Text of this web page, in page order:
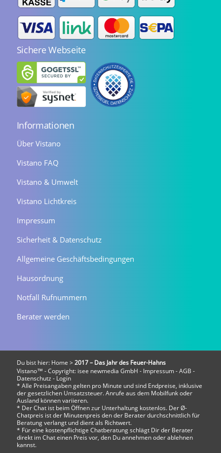
Sichere Webseite
Informationen
Über Vistano
Vistano FAQ
Vistano & Umwelt
Vistano Lichtkreis
Impressum
Sicherheit & Datenschutz
Allgemeine Geschäftsbedingungen
Hausordnung
Notfall Rufnummern
Berater werden
Du bist hier: Home > 2017 – Das Jahr des Feuer-Hahns
Vistano™ - Copyright: isee newmedia GmbH - Impressum-AGB -
Datenschutz - Login
* Alle Preisangaben gelten pro Minute und sind Endpreise, inklusive
der gesetzlichen Umsatzsteuer. Anrufe aus dem Mobilfunk oder
Ausland können variieren.
* Der Chat ist beim Öffnen zur Unterhaltung kostenlos. Der Ø-
Chatpreis ist der Minutenpreis den der Berater durchschnittlich für
Beratung verlangt und dient als Richtwert.
* Für eine kostenpflichtige Chatberatung schlägt Dir der Berater
direkt im Chat einen Preis vor, den Du annehmen oder ablehnen
kannst.